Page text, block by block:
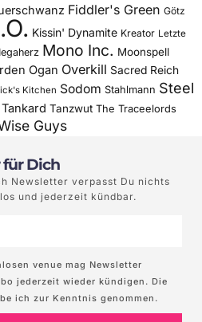
Fiddler's Green Götz
Kissin' Dynamite Kreator Letzte
Mono Inc. Moonspell
Ogan Overkill Sacred Reich
Kitchen Sodom Stahlmann Steel
Tankard Tanzwut The Traceelords
Guys
für Dich
Newsletter verpasst Du nichts
und jederzeit kündbar.
venue mag Newsletter
jederzeit wieder kündigen. Die
ich zur Kenntnis genommen.